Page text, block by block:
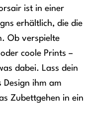
ist in einer
erhältlich, die die
Ob verspielte
coole Prints –
dabei. Lass dein
Design ihm am
Zubettgehen in ein